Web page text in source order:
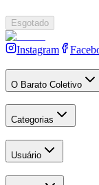
Esgotado
Instagram
O Barato Coletivo
Categorias
Usuário